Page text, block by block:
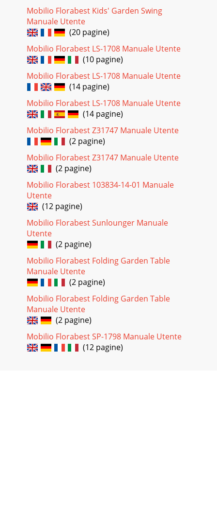
Mobilio Florabest Kids' Garden Swing
Manuale Utente
(20 pagine)
Mobilio Florabest LS-1708 Manuale Utente
(10 pagine)
Mobilio Florabest LS-1708 Manuale Utente
(14 pagine)
Mobilio Florabest LS-1708 Manuale Utente
(14 pagine)
Mobilio Florabest Z31747 Manuale Utente
(2 pagine)
Mobilio Florabest Z31747 Manuale Utente
(2 pagine)
Mobilio Florabest 103834-14-01 Manuale
Utente
(12 pagine)
Mobilio Florabest Sunlounger Manuale
Utente
(2 pagine)
Mobilio Florabest Folding Garden Table
Manuale Utente
(2 pagine)
Mobilio Florabest Folding Garden Table
Manuale Utente
(2 pagine)
Mobilio Florabest SP-1798 Manuale Utente
(12 pagine)